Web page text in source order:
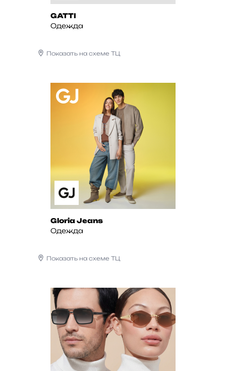
GATTI
Одежда
Показать на схеме ТЦ
Gloria Jeans
Одежда
Показать на схеме ТЦ